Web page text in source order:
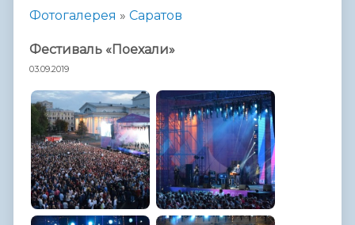
Фотогалерея » Саратов
Фестиваль «Поехали»
03.09.2019